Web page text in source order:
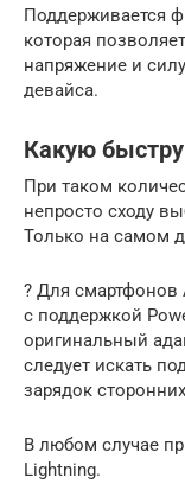
Поддерживается
которая
напряжение и
девайса.
Какую
При таком
непросто сходу
Только на самом
? Для смартфонов
с поддержкой
оригинальный
следует искать
зарядок
В любом случае
Lightning.